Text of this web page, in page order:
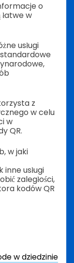
o
w
usługi
z
w celu
w
QR.
w jaki
usługi
zaległości,
kodów QR
w dziedzinie